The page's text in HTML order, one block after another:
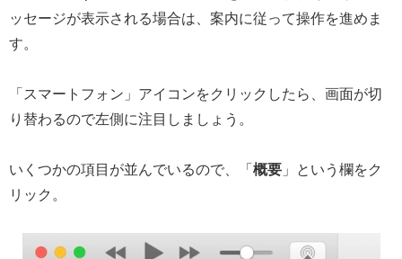
ッセージが表示される場合は、案内に従って操作を進めま
す。
「スマートフォン」アイコンをクリックしたら、画面が切
り替わるので左側に注目しましょう。
いくつかの項目が並んでいるので、「 概要 」という欄をク
リック。